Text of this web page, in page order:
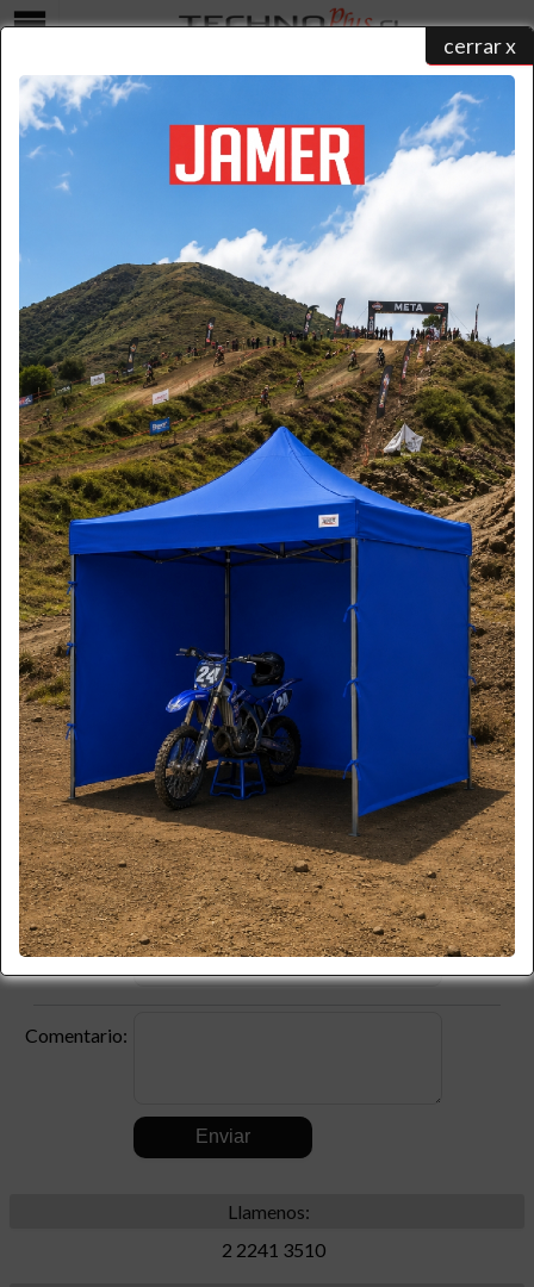
cerrar x
COTIZAR
catálogo de productos/ .../ cotizar
Seleccione una forma para realizar su contacto y un ejecutivo
atenderá su solicitud:
Formulario
Por favor ingrese la información necesaria.(* Requerido)
Nombre:
*
Apellido: *
Teléfono:
Celular:
Empresa:
RUT: *
Producto:
Código:
Comentario:
Llamenos:
2 2241 3510